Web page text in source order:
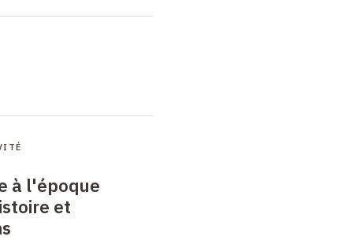
à l'époque
et